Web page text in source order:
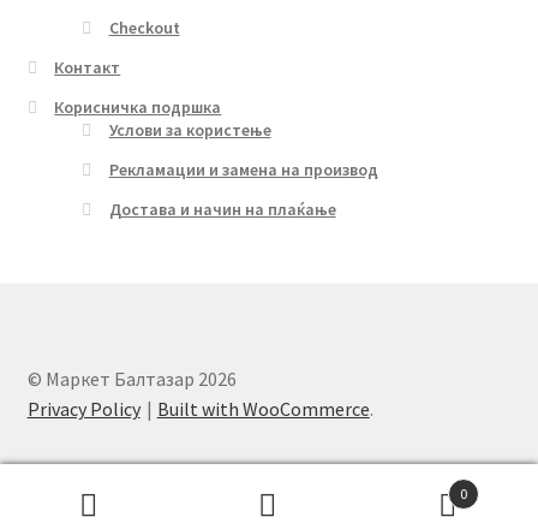
Checkout
Контакт
Корисничка подршка
Услови за користење
Рекламации и замена на производ
Достава и начин на плаќање
© Маркет Балтазар 2026
Privacy Policy
Built with WooCommerce.
0